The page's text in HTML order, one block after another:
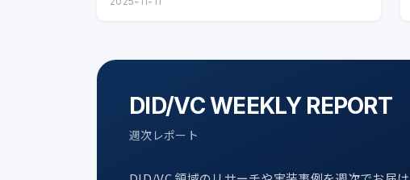
ータをオンチェーン上に記録し、他のオンチェー
ンデータと絡めることで高…
DID/VC WEEKLY REPORT
週次レポート